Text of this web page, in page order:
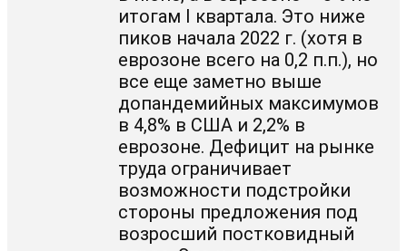
итогам I квартала. Это ниже
пиков начала 2022 г. (хотя в
еврозоне всего на 0,2 п.п.), но
все еще заметно выше
допандемийных максимумов
в 4,8% в США и 2,2% в
еврозоне. Дефицит на рынке
труда ограничивает
возможности подстройки
стороны предложения под
возросший постковидный